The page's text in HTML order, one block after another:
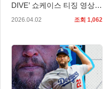
DIVE’ 쇼케이스 티징 영상
공개
2026.04.02 조회 1,062